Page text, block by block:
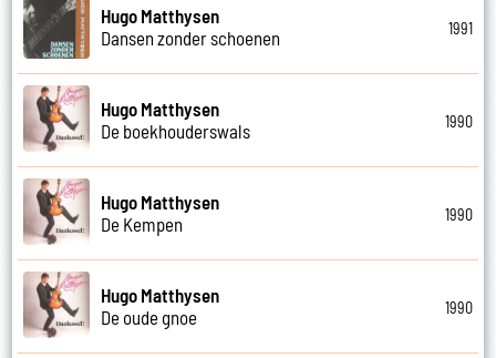
Hugo Matthysen
Dansen zonder schoenen
1991
Hugo Matthysen
De boekhouderswals
1990
Hugo Matthysen
De Kempen
1990
Hugo Matthysen
De oude gnoe
1990